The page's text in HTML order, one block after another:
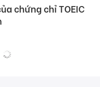
chứng chỉ TOEIC